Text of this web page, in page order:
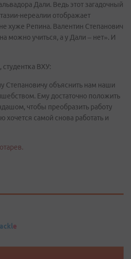
Дали. Ведь этот загадочный
нереалии отображает
хуже Репина. Валентин Степанович
можно учиться, а у Дали – нет». И
ВХУ:
Степановичу объяснить нам наши
Ему достаточно положить
чтобы преобразить работу
хочется самой снова работать и
e